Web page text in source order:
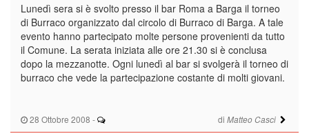
28 Ottobre 2008 - di Matteo Casci
Lunedì sera si è svolto presso il bar Roma a Barga il torneo
di Burraco organizzato dal circolo di Burraco di Barga. A tale
evento hanno partecipato molte persone provenienti da tutto
il Comune. La serata iniziata alle ore 21.30 si è conclusa
dopo la mezzanotte. Ogni lunedì al bar si svolgerà il torneo di
burraco che vede la partecipazione costante di molti giovani.